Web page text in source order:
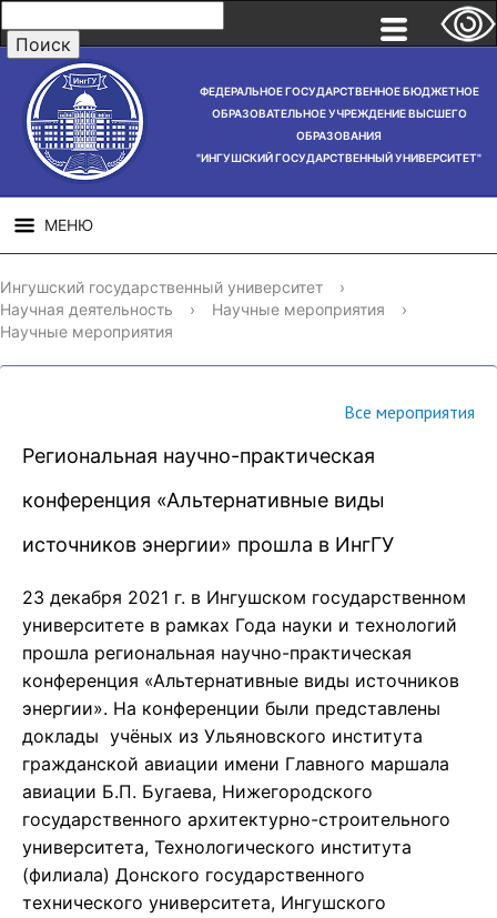
ФЕДЕРАЛЬНОЕ ГОСУДАРСТВЕННОЕ БЮДЖЕТНОЕ
ОБРАЗОВАТЕЛЬНОЕ УЧРЕЖДЕНИЕ ВЫСШЕГО
ОБРАЗОВАНИЯ
"ИНГУШСКИЙ ГОСУДАРСТВЕННЫЙ УНИВЕРСИТЕТ"
МЕНЮ
СВЕДЕНИЯ ОБ
ОБРАЗОВАТЕЛЬНОЙ
ОРГАНИЗАЦИИ
НАУЧНАЯ
ДЕЯТЕЛЬНОСТЬ
Ингушский государственный университет
›
Научная деятельность
› Научные мероприятия
›
Научные мероприятия
Все мероприятия
Региональная научно-практическая
конференция «Альтернативные виды
источников энергии» прошла в ИнгГУ
23 декабря 2021 г. в Ингушском государственном
университете в рамках Года науки и технологий
прошла региональная научно-практическая
конференция «Альтернативные виды источников
энергии». На конференции были представлены
доклады учёных из Ульяновского института
гражданской авиации имени Главного маршала
авиации Б.П. Бугаева, Нижегородского
государственного архитектурно-строительного
университета, Технологического института
(филиала) Донского государственного
технического университета, Ингушского